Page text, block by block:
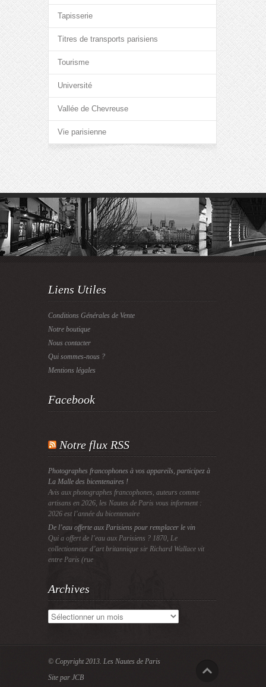
Tapisserie
Titres de transports parisiens
Tourisme
Université
Vallée de Chevreuse
Vie parisienne
Liens Utiles
Conditions Générales de Vente
Notre boutique
Nous contacter
Qui sommes-nous ?
Mentions légales
Facebook
Notre flux RSS
Photographes francophones à vos appareils, participez à
La Malle des bicentenaires !
Avis aux photographes francophones, auteurs comme
artisans en 2026, les Nautes de Paris vous informent :
2026 est l’année du bicentenaire
De l’eau offerte aux Parisiens pour remplacer le vin
Qui a offert de l’eau aux Parisiens ? 1870, Le
collectionneur d’art britannique sir Richard Wallace vit
entre Paris (rue
Archives
Archives
© Copyright 2013. Les Nautes de Paris
Site par JCB